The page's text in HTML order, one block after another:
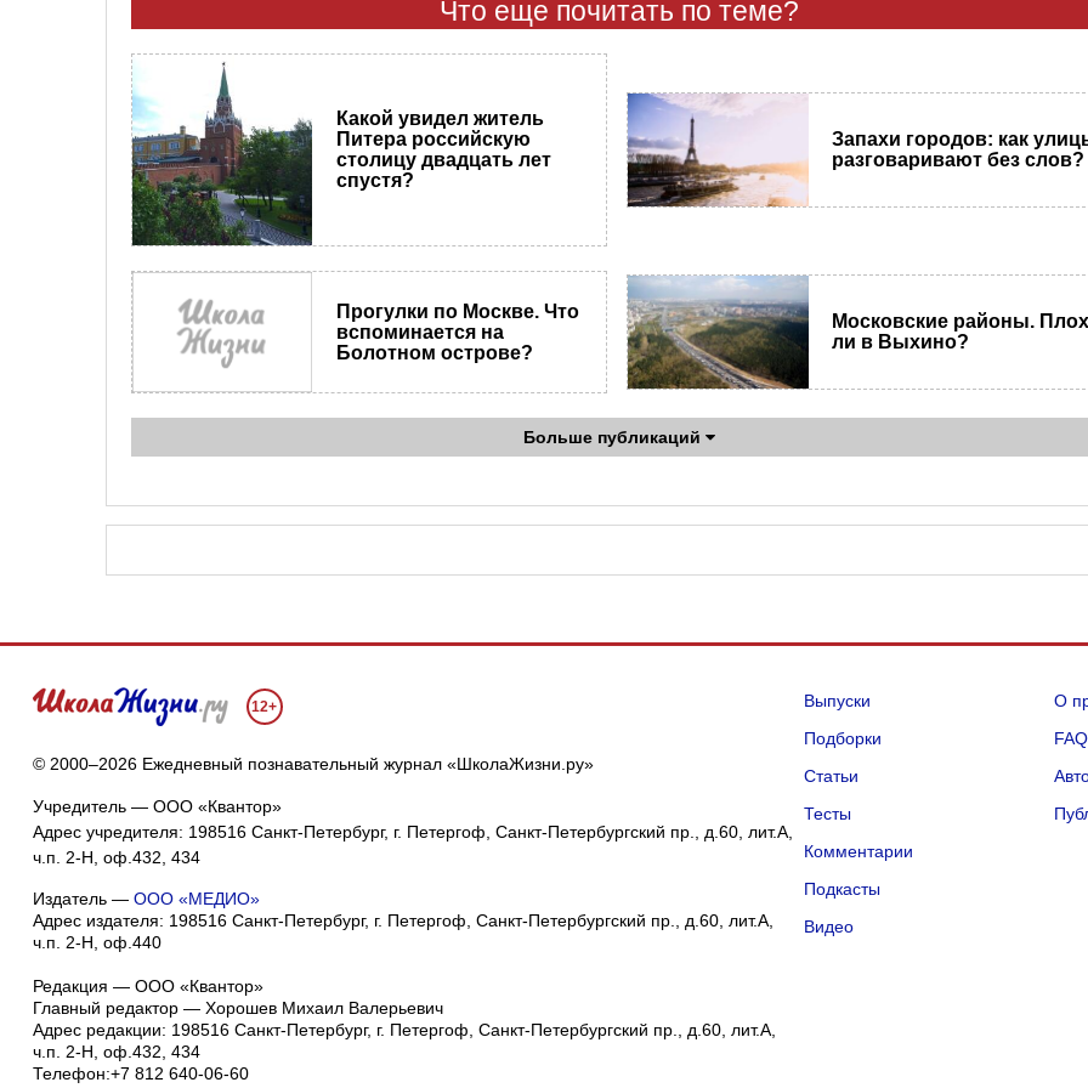
Что еще почитать по теме?
Какой увидел житель
Питера российскую
столицу двадцать лет
спустя?
Запахи городов: как
разговаривают без слов?
Прогулки по Москве. Что
вспоминается на
Болотном острове?
Московские районы.
ли в Выхино?
Больше публикаций
12+
© 2000–2026 Ежедневный познавательный журнал «ШколаЖизни.ру»
Учредитель — ООО «Квантор»
Адрес учредителя: 198516 Санкт-Петербург, г. Петергоф, Санкт-Петербургский пр., д.60, лит.А,
ч.п. 2-Н, оф.432, 434
Издатель — ООО «МЕДИО»
Адрес издателя: 198516 Санкт-Петербург, г. Петергоф, Санкт-Петербургский пр., д.60, лит.А,
ч.п. 2-Н, оф.440
Редакция — ООО «Квантор»
Главный редактор — Хорошев Михаил Валерьевич
Адрес редакции: 198516 Санкт-Петербург, г. Петергоф Санкт-Петербургский пр., д.60, лит.А,
ч.п. 2-Н, оф.432, 434
Телефон:+7 812 640-06-60
Выпуски
Подборки
Статьи
Тесты
Комментарии
Подкасты
Видео
О
FAQ